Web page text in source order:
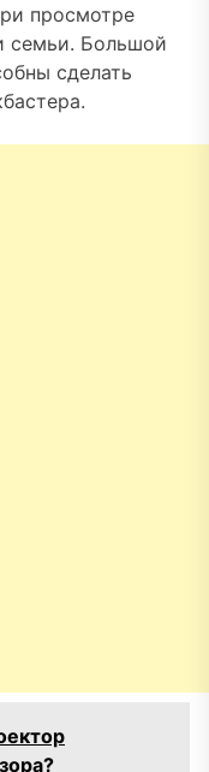
просмотре
семьи. Большой
сделать